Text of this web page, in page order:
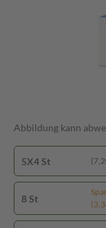
Abbildung kann
5X4 St
8 St